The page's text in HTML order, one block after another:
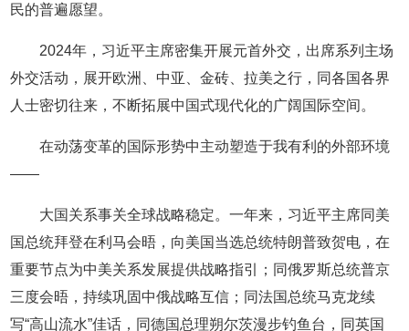
民的普遍愿望。
2024年，习近平主席密集开展元首外交，出席系列主场
外交活动，展开欧洲、中亚、金砖、拉美之行，同各国各界
人士密切往来，不断拓展中国式现代化的广阔国际空间。
在动荡变革的国际形势中主动塑造于我有利的外部环境
——
大国关系事关全球战略稳定。一年来，习近平主席同美
国总统拜登在利马会晤，向美国当选总统特朗普致贺电，在
重要节点为中美关系发展提供战略指引；同俄罗斯总统普京
三度会晤，持续巩固中俄战略互信；同法国总统马克龙续
写“高山流水”佳话，同德国总理朔尔茨漫步钓鱼台，同英国